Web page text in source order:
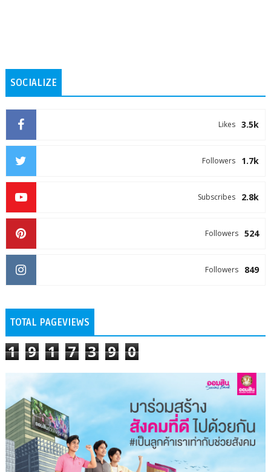
SOCIALIZE
3.5k
Likes
1.7k
Followers
2.8k
Subscribes
524
Followers
849
Followers
TOTAL PAGEVIEWS
1 9 1 7 3 9 0